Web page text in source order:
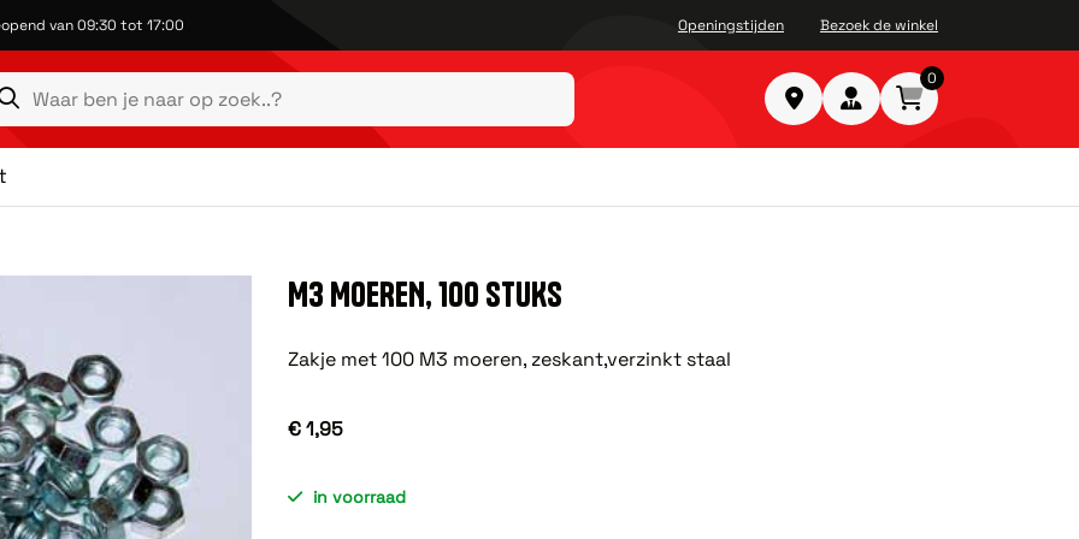
van 09:30 tot 17:00 Openingstijden Bezoek de winkel
0
M3 MOEREN, 100 STUKS
Zakje met 100 M3 moeren, zeskant,verzinkt staal
€ 1,95
in voorraad